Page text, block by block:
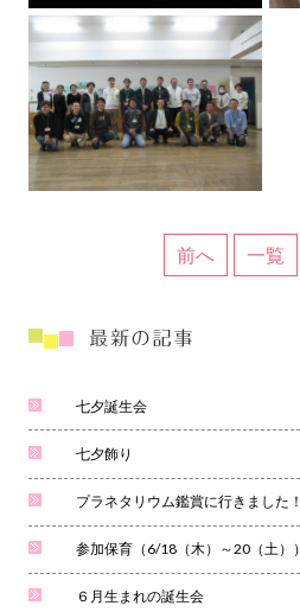
前へ 一覧
七夕誕生会
七夕飾り
プラネタリウム鑑賞に行きました！
参加保育（6/18（木）～20（土））
６月生まれの誕生会